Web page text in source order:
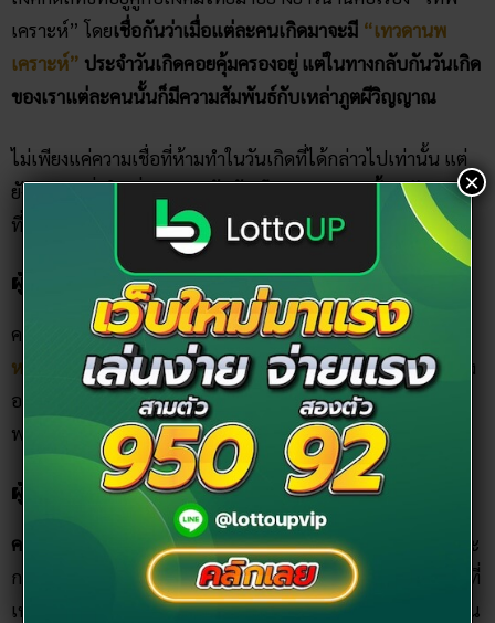
เคราะห์” โดยเชื่อกันว่าเมื่อแต่ละคนเกิดมาจะมี “เทวดานพ
เคราะห์” ประจำวันเกิดคอยคุ้มครองอยู่ แต่ในทางกลับกันวันเกิด
ของเราแต่ละคนนั้นก็มีความสัมพันธ์กับเหล่าภูตผีวิญญาณ
ไม่เพียงแค่ความเชื่อที่ห้ามทำในวันเกิดที่ได้กล่าวไปเท่านั้น แต่
ยังมีความเชื่อในเรื่องของ“ข้อห้ามโบราณของคนทั้ง 7 วันเกิด”
ที่เชื่อกันว่าอย่าทำเด็ดขาด เพราะความซวยอาจมาเยือนได้ ดังนี้
ผู้ที่เกิดวันอาทิตย์
คนเกิดวันอาทิตย์เป็นผู้มีจิตทิพย์ควรหลีกเลี่ยงที่จะใกล้ชิดกับ
หญิงตั้งครรภ์ในสภาพที่คุณอ่อนแอ เพราะอาจทำให้คุณเห็นบาง
อย่างที่ไม่สามารถอธิบายได้ และอย่าให้ผู้หญิงตบหัว จะทำให้
พลังที่คุ้มครองคุณเสื่อม
ผู้ที่เกิดวันจันทร์
ควรหลีกเลี่ยงหรือห่างไกลการมองสะท้อนของกระจก
โดยเฉพาะ
กระจกร้าวตั้งแต่หลังเที่ยงคืนเป็นต้นไป และอย่าทักเสียงแปลกที่
เหมือนเสียงเรียกร้อง เพราะนั่นอาจจะเป็นเสียงทวงถามวิญญาณ
×